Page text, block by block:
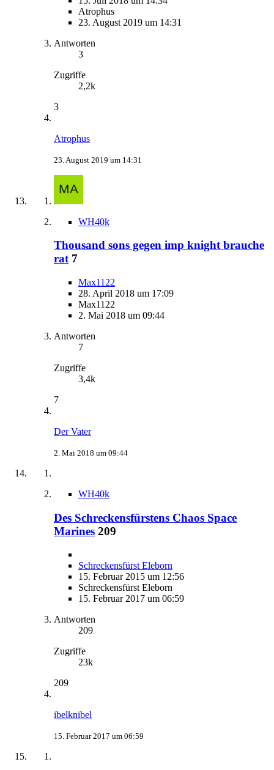
Atrophus
23. August 2019 um 14:31
Antworten
3
Zugriffe
2,2k
3
Atrophus
23. August 2019 um 14:31
WH40k
Thousand sons gegen imp knight brauche
rat 7
Max1122
28. April 2018 um 17:09
Max1122
2. Mai 2018 um 09:44
Antworten
7
Zugriffe
3,4k
7
Der Vater
2. Mai 2018 um 09:44
WH40k
Des Schreckensfürstens Chaos Space
Marines 209
Schreckensfürst Eleborn
15. Februar 2015 um 12:56
Schreckensfürst Eleborn
15. Februar 2017 um 06:59
Antworten
209
Zugriffe
23k
209
ibelknibel
15. Februar 2017 um 06:59